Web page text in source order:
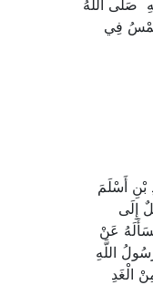
‏صَلَّى اللَّهُ
فِي
أَسْلَمَ
إِلَى
عَنْ
اللَّهِ
الْغَدِ